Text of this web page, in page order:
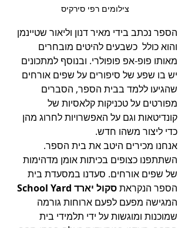
צילומים רפי סירקיס
הספר נכתב בידי מאיר דנון וליאור שטיינמן
והוא כולל  כשבעים להיטים מובחרים
מאותו פופ-אפ פופולרי. ובנוסף למתכונים
יש בו שפע של סיפורים על שפים אורחים
שהגיעו ללמד בבית הספר, הסברים
מפורטים על טכניקות קלאסיות של
קונדיטאות וגם על האפשרויות לחרוג מהן
כדי ליצור משהו חדש.
אנחנו מכירים היטב את בית הספר.
השתתפנו כצופים בכיתות אומן מדהימות
של שפים אורחים. סעדנו במסעדת בית
הספר הנקראת סקול יארד School Yard
המגישה מפעם לפעם ארוחות גורמה
שמוכנות ומוגשות על ידי תלמידי בית